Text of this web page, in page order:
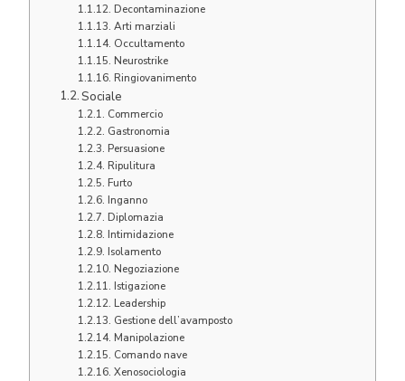
Decontaminazione
Arti marziali
Occultamento
Neurostrike
Ringiovanimento
Sociale
Commercio
Gastronomia
Persuasione
Ripulitura
Furto
Inganno
Diplomazia
Intimidazione
Isolamento
Negoziazione
Istigazione
Leadership
Gestione dell’avamposto
Manipolazione
Comando nave
Xenosociologia